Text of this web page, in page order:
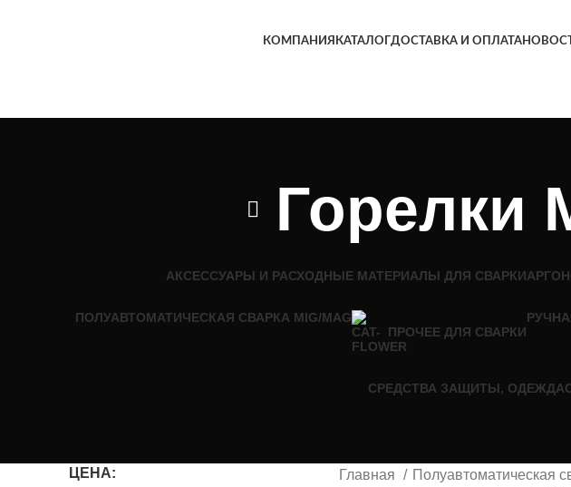
КОМПАНИЯ КАТАЛОГДОСТАВКА И ОПЛАТА
Горелки
АКСЕССУАРЫ И РАСХОДНЫЕ МАТЕРИАЛЫ ДЛЯ СВАРКИ
ПОЛУАВТОМАТИЧЕСКАЯ СВАРКА MIG/MAG
ПРОЧЕЕ ДЛЯ СВАРКИ
СРЕДСТВА ЗАЩИТЫ, ОДЕЖДА
ЦЕНА: Главная Полуавтоматическая